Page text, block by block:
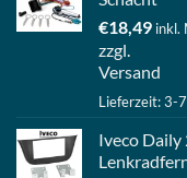
€18,49 inkl.
zzgl.
Versand
Lieferzeit: 3-
Iveco